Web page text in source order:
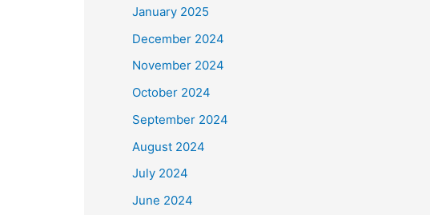
January 2025
December 2024
November 2024
October 2024
September 2024
August 2024
July 2024
June 2024